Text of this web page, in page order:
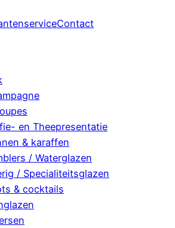
Contact
en Theepresentatie
& karaffen
/ Waterglazen
/ Specialiteitsglazen
& cocktails